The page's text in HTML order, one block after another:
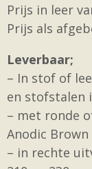
Prijs in leer
Prijs als
Leverbaar;
– In stof of
en stofstalen
– met ronde
Anodic Brown
– in rechte